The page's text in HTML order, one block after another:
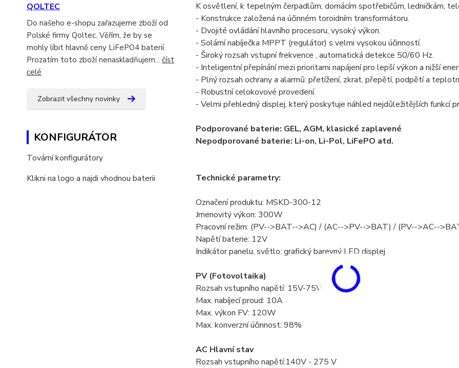
QOLTEC
Do našeho e-shopu zařazujeme zboží od
Polské firmy Qoltec. Věřím, že by se
mohly líbit hlavně ceny LiFePO4 baterií.
Prozatím toto zboží nenaskladňujem... číst
celé
Zobrazit všechny novinky
KONFIGURÁTOR
Tovární konfigurátory
Klikni na logo a najdi vhodnou baterii
K osvětlení, k tepelným čerpadlům, domácím spotřebičům, ledničkám,
- Konstrukce založená na účinném toroidním transformátoru.
- Dvojité ovládání hlavního procesoru, vysoký výkon.
- Solární nabíječka MPPT (regulátor) s velmi vysokou účinností.
- Široký rozsah vstupní frekvence , automatická detekce 50/60 Hz.
- Inteligentní přepínání mezi prioritami napájení pro lepší výkon a nižší
- Plný rozsah ochrany a alarmů: přetížení, zkrat, přepětí, podpětí a
- Robustní celokovové provedení.
- Velmi přehledný displej, který poskytuje náhled nejdůležitějších funkcí
Podporované baterie: GEL, AGM, klasické zaplavené
Nepodporované baterie: Li-on, Li-Pol, LiFePO atd.
Technické parametry:
Označení produktu: MSKD-300-12
Jmenovitý výkon: 300W
Pracovní režim: (PV-->BAT-->AC) / (AC-->PV-->BAT) / (PV-->AC--
Napětí baterie: 12V
Indikátor panelu, světlo: grafický barevný LED displej
PV (Fotovoltaika)
Rozsah vstupního napětí: 15V-75V
Max. nabíjecí proud: 10A
Max. výkon FV: 120W
Max. konverzní účinnost: 98%
AC Hlavní stav
Rozsah vstupního napětí:140V - 275 V